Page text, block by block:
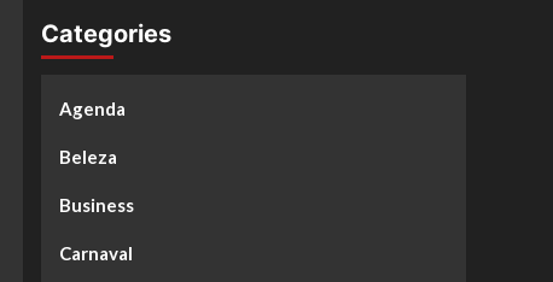
Categories
Agenda
Beleza
Business
Carnaval